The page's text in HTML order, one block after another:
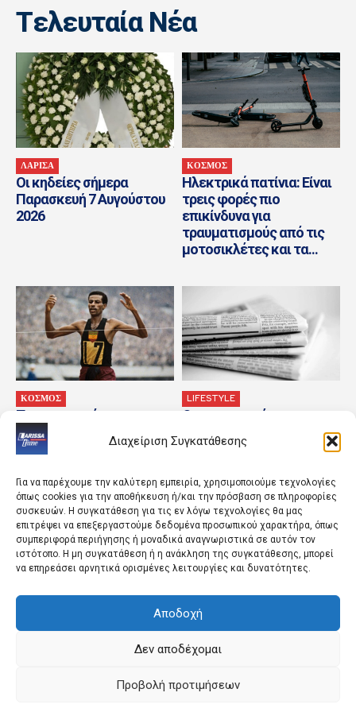
Διαχείριση Συγκατάθεσης
Για να παρέχουμε την καλύτερη εμπειρία, χρησιμοποιούμε τεχνολογίες
όπως cookies για την αποθήκευση ή/και την πρόσβαση σε πληροφορίες
συσκευών. Η συγκατάθεση για τις εν λόγω τεχνολογίες θα μας
επιτρέψει να επεξεργαστούμε δεδομένα προσωπικού χαρακτήρα, όπως
συμπεριφορά περιήγησης ή μοναδικά αναγνωριστικά σε αυτόν τον
ιστότοπο. Η μη συγκατάθεση ή η ανάκληση της συγκατάθεσης, μπορεί
να επηρεάσει αρνητικά ορισμένες λειτουργίες και δυνατότητες.
Αποδοχή
Δεν αποδέχομαι
Προβολή προτιμήσεων
Tελευταία Nέα
ΛΑΡΙΣΑ
Οι κηδείες σήμερα
Παρασκευή 7 Αυγούστου
2026
ΚΟΣΜΟΣ
Ηλεκτρικά πατίνια: Είναι
τρεις φορές πιο
επικίνδυνα για
τραυματισμούς από τις
μοτοσικλέτες και τα...
ΚΟΣΜΟΣ
Τα σημαντικότερα
γεγονότα της ημέρας
LIFESTYLE
Οι οικονομικές
εφημερίδες 7/8/2026
«Φασματικές γραμμές»,
στοιχεία για τη συντριβή
πυραύλου της SpaceX στη
Το Ισραήλ διέπραξε
«έγκλημα πολέμου» όταν
δολοφόνησε τη
δημοσιογράφο Αμαλ
έρευνες